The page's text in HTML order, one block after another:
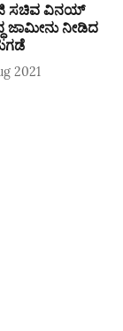
ಸಚಿವ ವಿನಯ್‌
ಜಾಮೀನು ನೀಡಿದ
2021